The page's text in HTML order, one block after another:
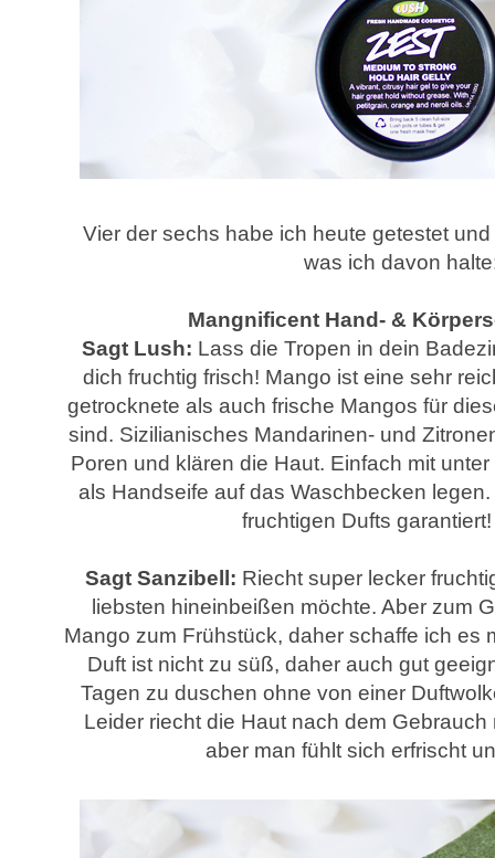
Vier der sechs habe ich heute getestet
was ich davon
Mangnificent Hand- &
Sagt Lush: Lass die Tropen in dein
dich fruchtig frisch! Mango ist eine sehr
getrocknete als auch frische Mangos für
sind. Sizilianisches Mandarinen- und
Poren und klären die Haut. Einfach mit
als Handseife auf das Waschbecken
fruchtigen Dufts
Sagt Sanzibell: Riecht super lecker
liebsten hineinbeißen möchte. Aber zum
Mango zum Frühstück, daher schaffe ich es
Duft ist nicht zu süß, daher auch gut
Tagen zu duschen ohne von einer
Leider riecht die Haut nach dem
aber man fühlt sich erfrischt